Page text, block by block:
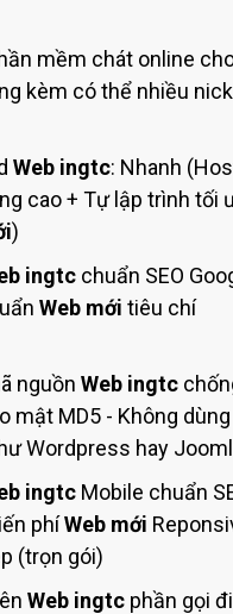
mềm chát online
kèm có thể nhiều
Web ingtc: Nhanh
cao + Tự lập trình tối
)
ingtc chuẩn SEO
Web mới tiêu chí
nguồn Web ingtc
mật MD5 - Không dùng
Wordpress hay
ingtc Mobile chuẩn
phíWeb mới
(trọn gói)
Web ingtc phần gọi